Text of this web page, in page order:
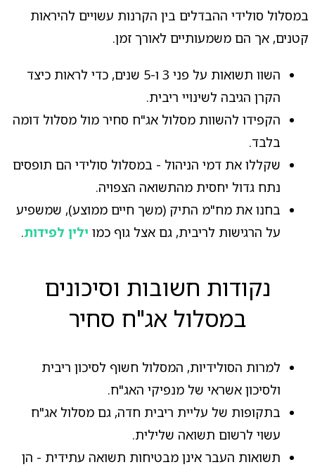
במסלול סולידי ההבדלים בין הקרנות עשויים להיראות
קטנים, אך הם משמעותיים לאורך זמן.
השוו תשואות על פני 3 ו-5 שנים, כדי לראות כיצד
הקרן הגיבה לשינויי ריבית.
הקפידו להשוות מסלול אג"ח סחיר מול מסלול דומה
בלבד.
שקללו את דמי הניהול - במסלול סולידי הם תופסים
נתח גדול יחסית מהתשואה הצפויה.
בחנו את מח"מ התיק (משך חיים ממוצע), שמשפיע
על הרגישות לריבית, גם אצל גוף כמו ילין לפידות.
נקודות חשובות וסיכונים
במסלול אג"ח סחיר
למרות הסולידיות, המסלול חשוף לסיכון ריבית
ולסיכון אשראי של מנפיקי האג"ח.
בתקופות של עליית ריבית חדה, גם מסלול אג"ח
עשוי לרשום תשואה שלילית.
תשואות העבר אינן מבטיחות תשואה עתידית - הן